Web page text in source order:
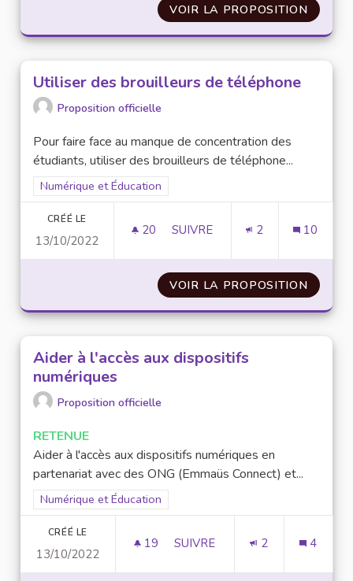
VOIR LA PROPOSITION
Utiliser des brouilleurs de téléphone
Proposition officielle
Pour faire face au manque de concentration des
étudiants, utiliser des brouilleurs de téléphone...
Filtrer les résultats pour le secteur : Numérique et Éducation
Numérique et Éducation
CRÉÉ LE
13/10/2022
20 20 ABONNÉS
SUIVRE 2 10
VOIR LA PROPOSITION
Aider à l'accès aux dispositifs
numériques
Proposition officielle
RETENUE
Aider à l'accès aux dispositifs numériques en
partenariat avec des ONG (Emmaüs Connect) et...
Filtrer les résultats pour le secteur : Numérique et Éducation
Numérique et Éducation
CRÉÉ LE
13/10/2022
19 19 ABONNÉS
SUIVRE 2 4